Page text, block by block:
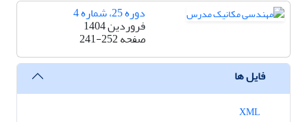
دوره 25، شماره 4
فروردین 1404
صفحه241-252
فایل ها